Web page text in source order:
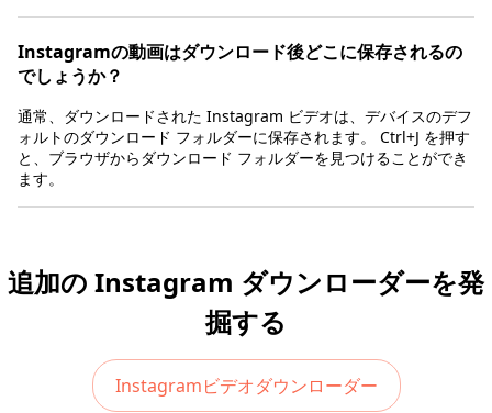
Instagramの動画はダウンロード後どこに保存されるの
でしょうか？
通常、ダウンロードされた Instagram ビデオは、デバイスのデフ
ォルトのダウンロード フォルダーに保存されます。 Ctrl+J を押す
と、ブラウザからダウンロード フォルダーを見つけることができ
ます。
追加の Instagram ダウンローダーを発
掘する
Instagramビデオダウンローダー